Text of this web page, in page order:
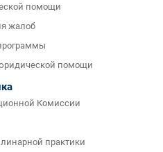
помощи
жалоб
помощи
Комиссии
практики